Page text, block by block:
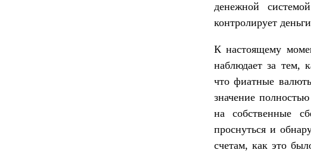
денежной
контролирует
К настоящему
наблюдает за тем,
что фиатные
значение
на собственные
проснуться и
счетам, как это